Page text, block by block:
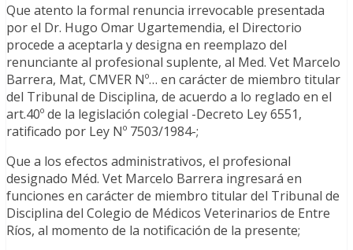
Que atento la formal renuncia irrevocable presentada
por el Dr. Hugo Omar Ugartemendia, el Directorio
procede a aceptarla y designa en reemplazo del
renunciante al profesional suplente, al Med. Vet Marcelo
Barrera, Mat, CMVER Nº… en carácter de miembro titular
del Tribunal de Disciplina, de acuerdo a lo reglado en el
art.40º de la legislación colegial -Decreto Ley 6551,
ratificado por Ley Nº 7503/1984-;
Que a los efectos administrativos, el profesional
designado Méd. Vet Marcelo Barrera ingresará en
funciones en carácter de miembro titular del Tribunal de
Disciplina del Colegio de Médicos Veterinarios de Entre
Ríos, al momento de la notificación de la presente;